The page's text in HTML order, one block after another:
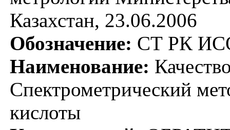
Казахстан, 23.06.2006
Обозначение: СТ РК
Наименование:
Спектрометрический
кислоты